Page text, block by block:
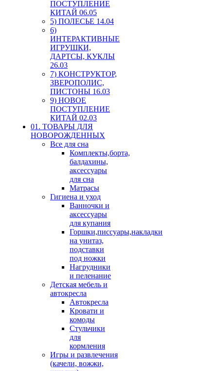
ПОСТУПЛЕНИЕ
КИТАЙ 06.05
5) ПОЛЕСЬЕ 14.04
6)
ИНТЕРАКТИВНЫЕ
ИГРУШКИ,
ДАРТСЫ, КУКЛЫ
26.03
7) КОНСТРУКТОР,
ЗВЕРОПОЛИС,
ПИСТОНЫ 16.03
9) НОВОЕ
ПОСТУПЛЕНИЕ
КИТАЙ 02.03
01. ТОВАРЫ ДЛЯ
НОВОРОЖДЕННЫХ
Все для сна
Комплекты,борта,
балдахины,
аксессуары
для сна
Матрасы
Гигиена и уход
Ванночки и
аксессуары
для купания
Горшки,писсуары,накладки
на унитаз,
подставки
под ножки
Нагрудники
и пеленание
Детская мебель и
автокресла
Автокресла
Кровати и
комоды
Стульчики
для
кормления
Игры и развлечения
(качели, вожжи,